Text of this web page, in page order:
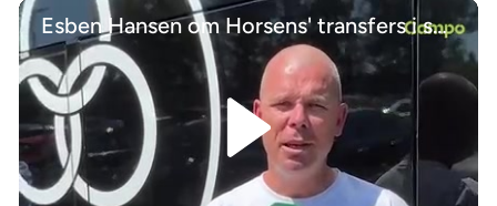
Esben Hansen om Horsens' transfers i sommeren 2026